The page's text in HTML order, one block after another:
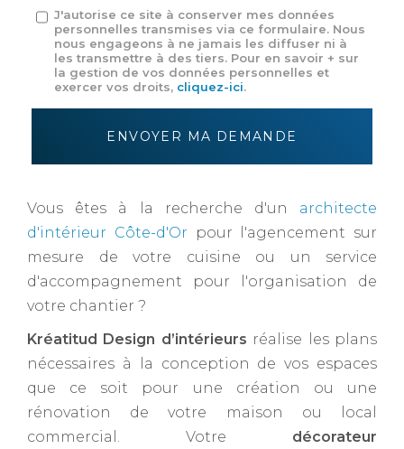
Message
J'autorise ce site à conserver mes données
personnelles transmises via ce formulaire. Nous
nous engageons à ne jamais les diffuser ni à
les transmettre à des tiers. Pour en savoir + sur
la gestion de vos données personnelles et
exercer vos droits, cliquez-ici.
Acceptation
ENVOYER MA DEMANDE
Vous êtes à la recherche d'un architecte
d'intérieur Côte-d'Or pour l'agencement sur
mesure de votre cuisine ou un service
d'accompagnement pour l'organisation de
votre chantier ?
Kréatitud Design d’intérieurs réalise les plans
nécessaires à la conception de vos espaces
que ce soit pour une création ou une
rénovation de votre maison ou local
commercial. Votre décorateur